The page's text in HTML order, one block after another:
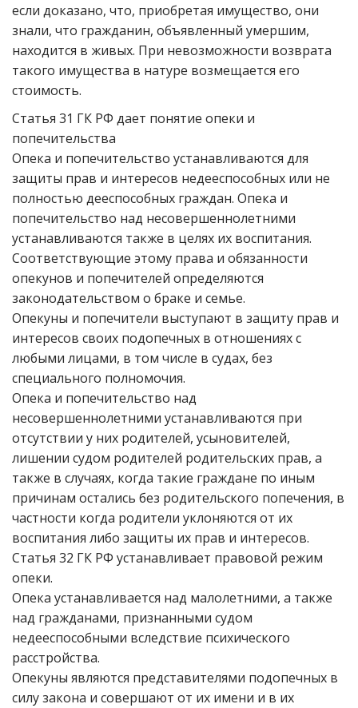
если доказано, что, приобретая имущество, они
знали, что гражданин, объявленный умершим,
находится в живых. При невозможности возврата
такого имущества в натуре возмещается его
стоимость.
Статья 31 ГК РФ дает понятие опеки и
попечительства
Опека и попечительство устанавливаются для
защиты прав и интересов недееспособных или не
полностью дееспособных граждан. Опека и
попечительство над несовершеннолетними
устанавливаются также в целях их воспитания.
Соответствующие этому права и обязанности
опекунов и попечителей определяются
законодательством о браке и семье.
Опекуны и попечители выступают в защиту прав и
интересов своих подопечных в отношениях с
любыми лицами, в том числе в судах, без
специального полномочия.
Опека и попечительство над
несовершеннолетними устанавливаются при
отсутствии у них родителей, усыновителей,
лишении судом родителей родительских прав, а
также в случаях, когда такие граждане по иным
причинам остались без родительского попечения, в
частности когда родители уклоняются от их
воспитания либо защиты их прав и интересов.
Статья 32 ГК РФ устанавливает правовой режим
опеки.
Опека устанавливается над малолетними, а также
над гражданами, признанными судом
недееспособными вследствие психического
расстройства.
Опекуны являются представителями подопечных в
силу закона и совершают от их имени и в их